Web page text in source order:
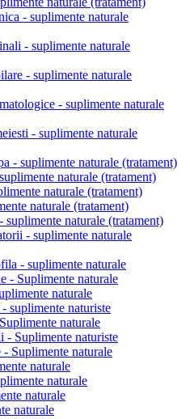
- suplimente naturale
- suplimente naturale
- suplimente naturale
- suplimente naturale
- suplimente naturale
- suplimente naturale (tratament)
naturale (tratament)
naturale (tratament)
naturale (tratament)
suplimente naturale (tratament)
- suplimente naturale
- suplimente naturale
- Suplimente naturale
naturale
suplimente naturiste
naturale
- Suplimente naturiste
Suplimente naturale
naturale
naturale
naturale
naturale